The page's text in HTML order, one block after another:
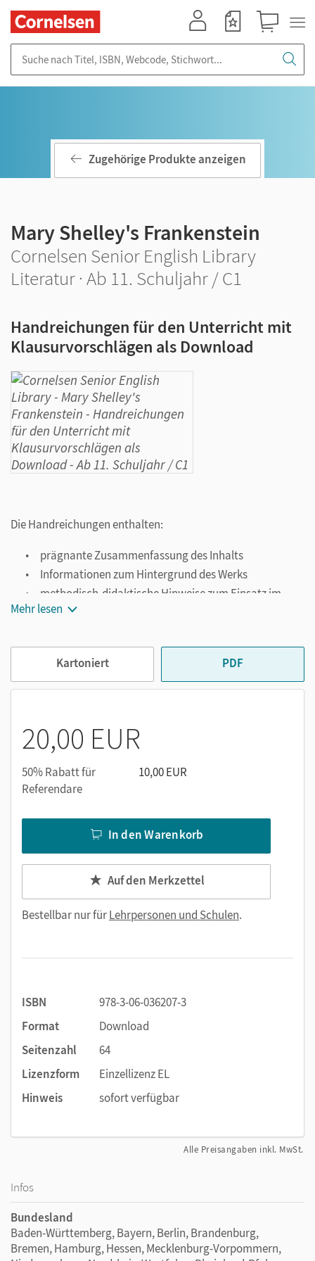
Zugehörige Produkte anzeigen
Mary Shelley's Frankenstein
Cornelsen Senior English Library
Literatur · Ab 11. Schuljahr / C1
Handreichungen für den Unterricht mit
Klausurvorschlägen als Download
Die Handreichungen enthalten:
prägnante Zusammenfassung des Inhalts
Informationen zum Hintergrund des Werks
methodisch-didaktische Hinweise zum Einsatz im
Unterricht
Kompetenzbereichen
Kopiervorlagen
Vorschläge zur Leistungsmessung
Die Handreichungen für den Unterricht bieten ein
vollständiges Unterrichtsmodell, das durch praktische
Übersichten zu Themen und Kompetenzbereichen
Mehr lesen
Kartoniert PDF
20,00 EUR
50% Rabatt für
Referendare
10,00 EUR
In den Warenkorb
Auf den Merkzettel
Bestellbar nur fürLehrpersonen und Schulen.
ISBN
978-3-06-036207-3
Format
Download
Seitenzahl
64
Lizenzform
Einzellizenz EL
Hinweis
sofort verfügbar
Alle Preisangaben inkl. MwSt.
Infos
Bundesland
Baden-Württemberg, Bayern, Berlin, Brandenburg,
Bremen, Hamburg, Hessen, Mecklenburg-Vorpommern,